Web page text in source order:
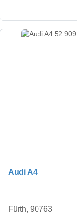
Audi A4
Fürth, 90763